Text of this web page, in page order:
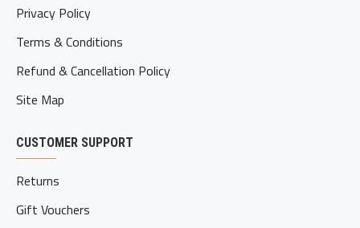
Privacy Policy
Terms & Conditions
Refund & Cancellation Policy
Site Map
CUSTOMER SUPPORT
Returns
Gift Vouchers